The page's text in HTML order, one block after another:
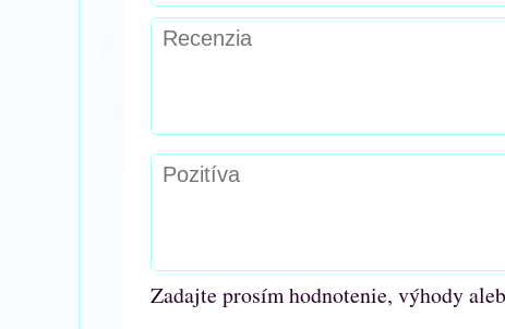
Zadajte prosím hodnotenie, výhody